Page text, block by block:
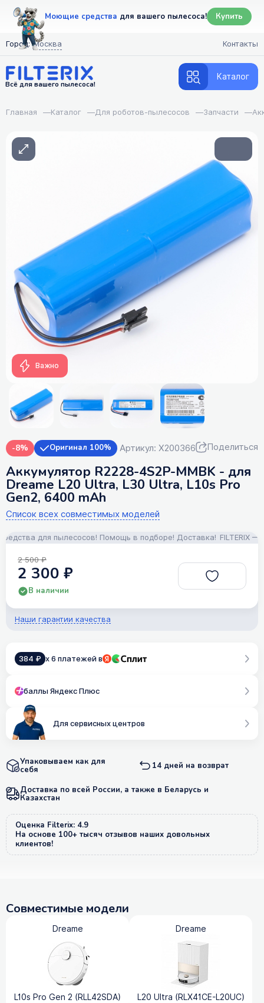
Моющие средства для вашего пылесоса! Купить
Город: Москва Контакты
Всё для вашего пылесоса!
Каталог
Главная —Каталог —Для роботов-пылесосов —Запчасти —
Важно
-8% Оригинал 100% Артикул: X200366 Поделиться
Аккумулятор R2228-4S2P-MMBK - для
Dreame L20 Ultra, L30 Ultra, L10s Pro
Gen2, 6400 mAh
Список всех совместимых моделей
для пылесосов! Помощь в подборе! Доставка! FILTERIX —
2 500 ₽
2 300 ₽
В наличии
Наши гарантии качества
384 ₽ x 6 платежей в
баллы Яндекс Плюс
Для сервисных центров
Упаковываем как для
себя 14 дней на возврат
Доставка по всей России, а также в Беларусь и
Казахстан
Оценка Filterix: 4.9
На основе 100+ тысяч отзывов наших довольных
клиентов!
Совместимые модели
Dreame
L10s Pro Gen 2 (RLL42SDA)
Dreame
L20 Ultra (RLX41CE-L20UC)